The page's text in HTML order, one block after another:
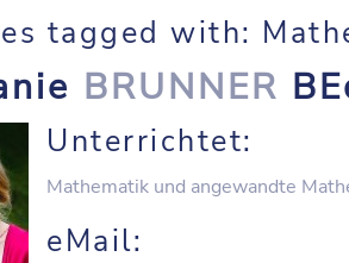
tagged with:
BRUNNER
Unterrichtet:
Mathematik und angewandte
eMail: